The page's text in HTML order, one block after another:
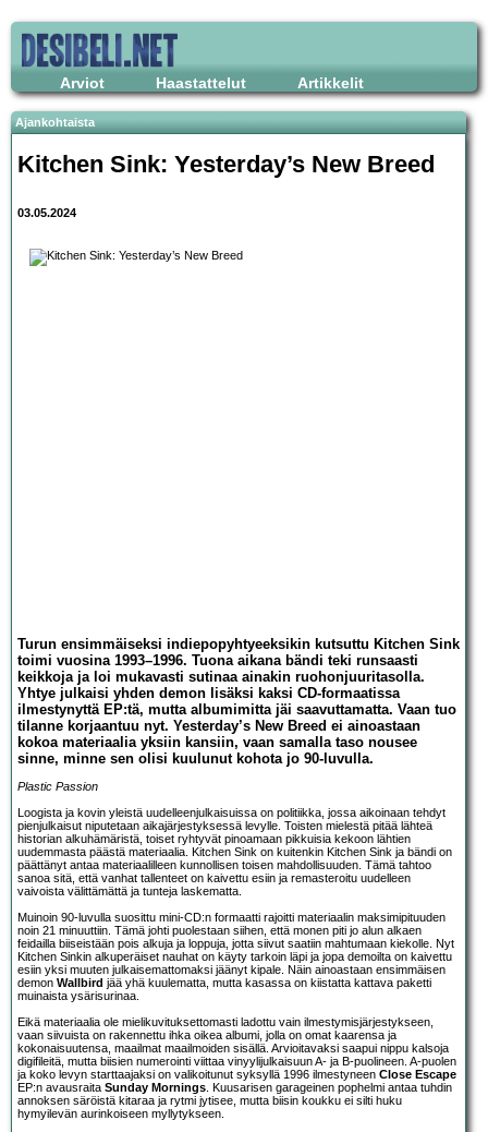
Arviot Haastattelut Artikkelit
Ajankohtaista
Kitchen Sink: Yesterday’s New Breed
03.05.2024
Turun ensimmäiseksi indiepopyhtyeeksikin kutsuttu Kitchen Sink
toimi vuosina 1993–1996. Tuona aikana bändi teki runsaasti
keikkoja ja loi mukavasti sutinaa ainakin ruohonjuuritasolla.
Yhtye julkaisi yhden demon lisäksi kaksi CD-formaatissa
ilmestynyttä EP:tä, mutta albumimitta jäi saavuttamatta. Vaan tuo
tilanne korjaantuu nyt. Yesterday’s New Breed ei ainoastaan
kokoa materiaalia yksiin kansiin, vaan samalla taso nousee
sinne, minne sen olisi kuulunut kohota jo 90-luvulla.
Plastic Passion
Loogista ja kovin yleistä uudelleenjulkaisuissa on politiikka, jossa aikoinaan tehdyt
pienjulkaisut niputetaan aikajärjestyksessä levylle. Toisten mielestä pitää lähteä
historian alkuhämäristä, toiset ryhtyvät pinoamaan pikkuisia kekoon lähtien
uudemmasta päästä materiaalia. Kitchen Sink on kuitenkin Kitchen Sink ja bändi on
päättänyt antaa materiaalilleen kunnollisen toisen mahdollisuuden. Tämä tahtoo
sanoa sitä, että vanhat tallenteet on kaivettu esiin ja remasteroitu uudelleen
vaivoista välittämättä ja tunteja laskematta.
Muinoin 90-luvulla suosittu mini-CD:n formaatti rajoitti materiaalin maksimipituuden
noin 21 minuuttiin. Tämä johti puolestaan siihen, että monen piti jo alun alkaen
feidailla biiseistään pois alkuja ja loppuja, jotta siivut saatiin mahtumaan kiekolle. Nyt
Kitchen Sinkin alkuperäiset nauhat on käyty tarkoin läpi ja jopa demoilta on kaivettu
esiin yksi muuten julkaisemattomaksi jäänyt kipale. Näin ainoastaan ensimmäisen
demon Wallbird jää yhä kuulematta, mutta kasassa on kiistatta kattava paketti
muinaista ysärisurinaa.
Eikä materiaalia ole mielikuvituksettomasti ladottu vain ilmestymisjärjestykseen,
vaan siivuista on rakennettu ihka oikea albumi, jolla on omat kaarensa ja
kokonaisuutensa, maailmat maailmoiden sisällä. Arvioitavaksi saapui nippu kalsoja
digifileitä, mutta biisien numerointi viittaa vinyylijulkaisuun A- ja B-puolineen. A-puolen
ja koko levyn starttaajaksi on valikoitunut syksyllä 1996 ilmestyneen Close Escape
EP:n avausraita Sunday Mornings. Kuusarisen garageinen pophelmi antaa tuhdin
annoksen säröistä kitaraa ja rytmi jytisee, mutta biisin koukku ei silti huku
hymyilevän aurinkoiseen myllytykseen.